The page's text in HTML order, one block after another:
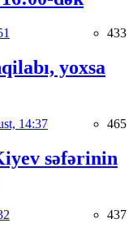
433
yoxsa
14:37 465
səfərinin
437